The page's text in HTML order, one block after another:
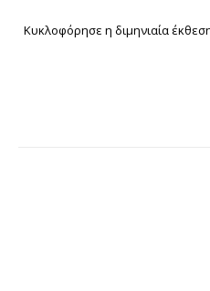
Κυκλοφόρησε η διμηνιαία